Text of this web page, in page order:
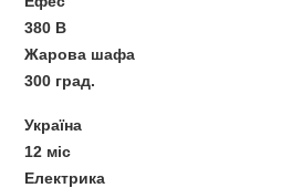
380 В
Жарова шафа
300 град.
Україна
12 міс
Електрика